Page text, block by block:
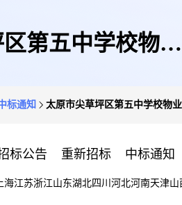
第五中学校物业
标通知 太原市尖草坪区第五中学校物
标公告 重新招标 中标通知
上海江苏浙江山东湖北四川 河北河南天津山